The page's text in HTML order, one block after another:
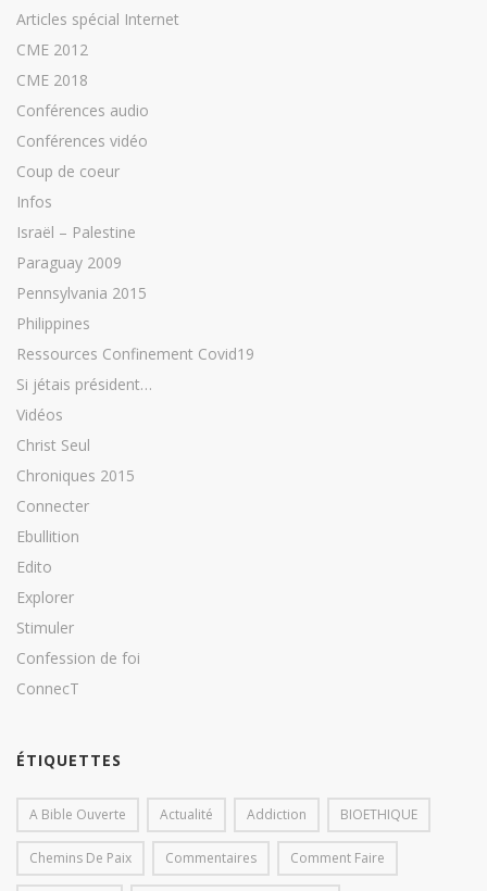
Articles spécial Internet
CME 2012
CME 2018
Conférences audio
Conférences vidéo
Coup de coeur
Infos
Israël – Palestine
Paraguay 2009
Pennsylvania 2015
Philippines
Ressources Confinement Covid19
Si jétais président…
Vidéos
Christ Seul
Chroniques 2015
Connecter
Ebullition
Edito
Explorer
Stimuler
Confession de foi
ConnecT
ÉTIQUETTES
A Bible Ouverte Actualité Addiction BIOETHIQUE
Chemins De Paix Commentaires Comment Faire